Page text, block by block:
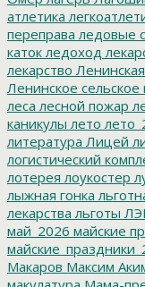
атлетика
переправа ледовые
каток ледоход
лекарство
Ленинское сельское
леса лесной пожар
каникулы лето
литература Лицей
логистический
лотерея лоукостер
лыжная гонка
лекарства льготы
май_2026 майские
Макаров Максим